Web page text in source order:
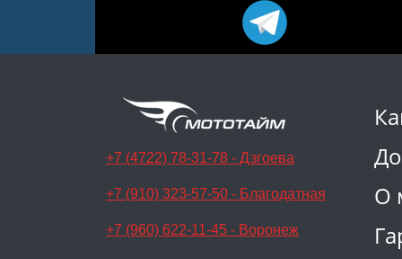
О
+7 (4722) 78-31-78 - Дзгоева
+7 (910) 323-57-50 - Благодатная
+7 (960) 622-11-45 - Воронеж